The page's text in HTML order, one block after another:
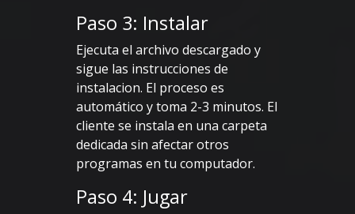
Paso 3: Instalar
Ejecuta el archivo descargado y
sigue las instrucciones de
instalacion. El proceso es
automático y toma 2-3 minutos. El
cliente se instala en una carpeta
dedicada sin afectar otros
programas en tu computador.
Paso 4: Jugar